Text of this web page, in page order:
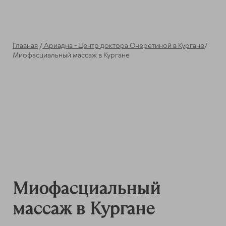
Главная /Ариадна - Центр доктора Очеретиной в Кургане/
Миофасциальный массаж в Кургане
Миофасциальный
массаж в Кургане